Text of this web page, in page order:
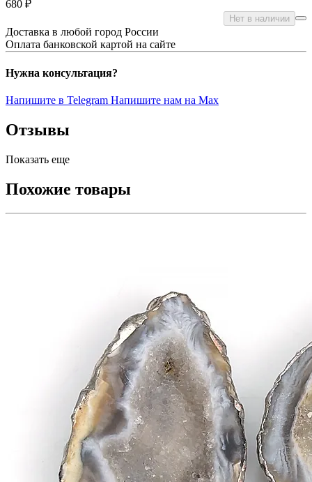
680 ₽
Нет в наличии
Доставка в любой город России
Оплата банковской картой на сайте
Нужна консультация?
Напишите в Telegram Напишите нам на Max
Отзывы
Показать еще
Похожие товары